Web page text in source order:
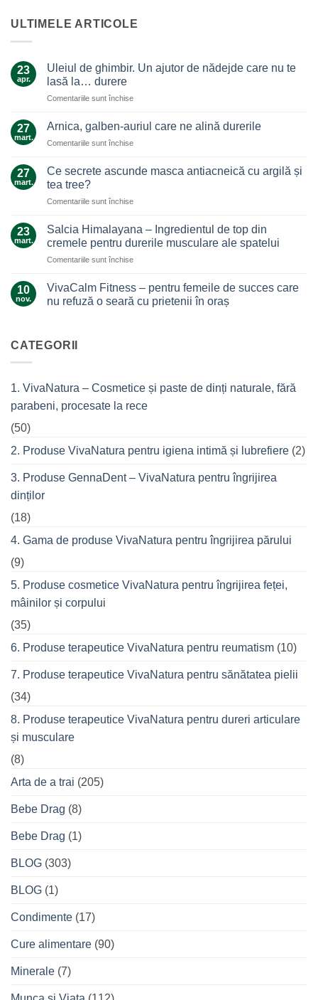
ULTIMELE ARTICOLE
23
apr.
Uleiul de ghimbir. Un ajutor de nădejde care nu te
lasă la… durere
Comentariile sunt închisepentru
de
Un
de
nu
lasă
la…
27
mart.
Arnica, galben-auriul care ne alină durerile
Comentariile sunt închisepentru
galben-
ne
durerile
27
mart.
Ce secrete ascunde masca antiacneică cu argilă și
tea tree?
Comentariile sunt închisepentru
secrete
ascunde
masca
antiacneică
argilă
23
mart.
Salcia Himalayana – Ingredientul de top din
cremele pentru durerile musculare ale spatelui
Comentariile sunt închisepentru
Himalayana
Ingredientul
musculare
ale
10
nov.
VivaCalm Fitness – pentru femeile de succes care
nu refuză o seară cu prietenii în oraș
VivaCalm
Fitness
de
care
seară
cu
în
oraș
CATEGORII
1. VivaNatura – Cosmetice și paste de dinți naturale, fără
parabeni, procesate la rece
(50)
2. Produse VivaNatura pentru igiena intimă și lubrefiere (2)
3. Produse GennaDent – VivaNatura pentru îngrijirea
dinților
(18)
4. Gama de produse VivaNatura pentru îngrijirea părului
(9)
5. Produse cosmetice VivaNatura pentru îngrijirea feței,
mâinilor și corpului
(35)
6. Produse terapeutice VivaNatura pentru reumatism (10)
7. Produse terapeutice VivaNatura pentru sănătatea pielii
(34)
8. Produse terapeutice VivaNatura pentru dureri articulare
și musculare
(8)
Arta de a trai (205)
Bebe Drag (8)
Bebe Drag (1)
BLOG (303)
BLOG (1)
Condimente (17)
Cure alimentare (90)
Minerale (7)